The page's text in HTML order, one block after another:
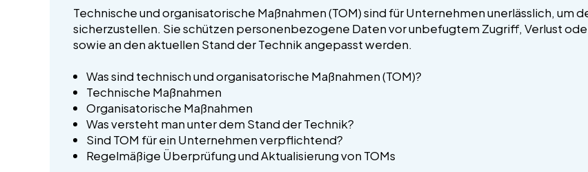
Technische und organisatorische Maßnahmen (TOM) sind für Unternehmen unerlässlich, um
sicherzustellen. Sie schützen personenbezogene Daten vor unbefugtem Zugriff, Verlust
sowie an den aktuellen Stand der Technik angepasst werden.
Was sind technisch und organisatorische Maßnahmen (TOM)?
Technische Maßnahmen
Organisatorische Maßnahmen
Was versteht man unter dem Stand der Technik?
Sind TOM für ein Unternehmen verpflichtend?
Regelmäßige Überprüfung und Aktualisierung von TOMs